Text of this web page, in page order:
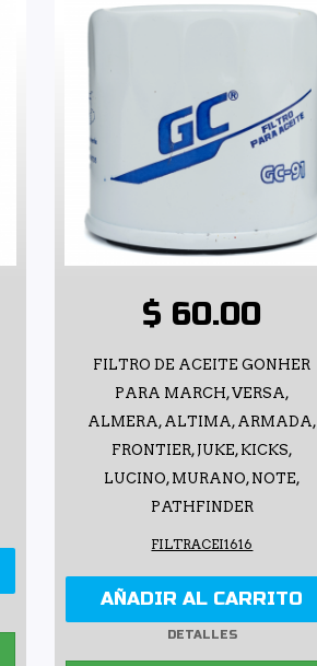
$ 60.00
FILTRO DE ACEITE GONHER
PARA MARCH, VERSA,
ALMERA, ALTIMA, ARMADA,
FRONTIER, JUKE, KICKS,
LUCINO, MURANO, NOTE,
PATHFINDER
FILTRACEI1616
AÑADIR AL CARRITO
DETALLES